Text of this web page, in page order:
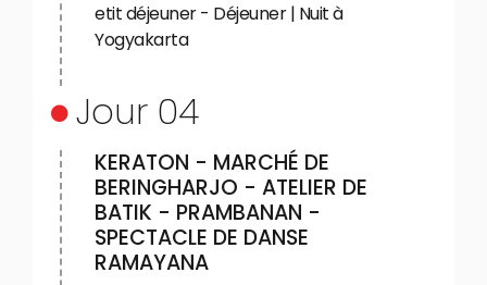
etit déjeuner - Déjeuner | Nuit à
Yogyakarta
Jour 04
KERATON - MARCHÉ DE
BERINGHARJO - ATELIER DE
BATIK - PRAMBANAN -
SPECTACLE DE DANSE
RAMAYANA